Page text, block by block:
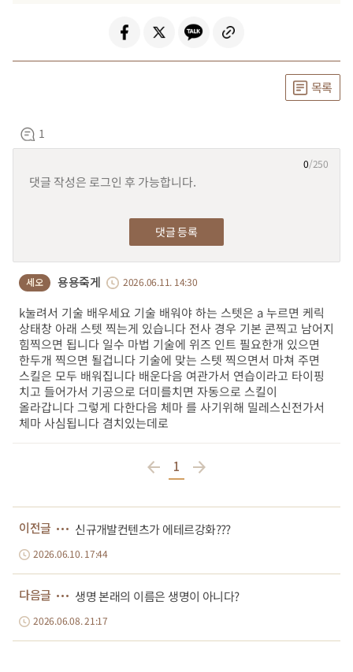
목록
1
0/250
등록
세오 용용죽게 2026.06.11. 14:30
k눌려서 기술 배우세요 기술 배워야 하는 스텟은 a 누르면 케릭
상태창 아래 스텟 찍는게 있습니다 전사 경우 기본 콘찍고 남어지
힘찍으면 됩니다 일수 마법 기술에 위즈 인트 필요한개 있으면
한두개 찍으면 될겁니다 기술에 맞는 스텟 찍으면서 마쳐 주면
스킬은 모두 배워집니다 배운다음 여관가서 연습이라고 타이핑
치고 들어가서 기공으로 더미를치면 자동으로 스킬이
올라갑니다 그렇게 다한다음 체마 를 사기위해 밀레스신전가서
체마 사심됩니다 겸치있는데로
1
이전글 신규개발컨텐츠가 에테르강화???
2026.06.10. 17:44
다음글 생명 본래의 이름은 생명이 아니다?
2026.06.08. 21:17